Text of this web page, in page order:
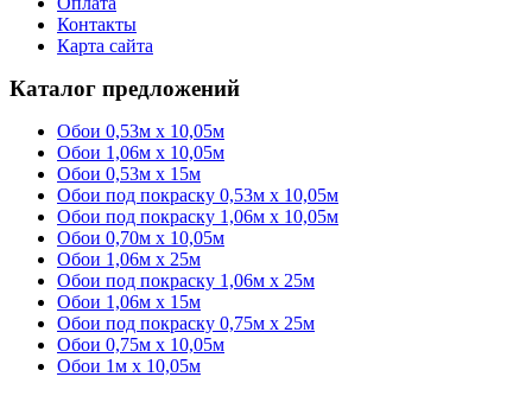
Контакты
Карта сайта
Каталог предложений
Обои 0,53м x 10,05м
Обои 1,06м х 10,05м
Обои 0,53м x 15м
Обои под покраску 0,53м x 10,05м
Обои под покраску 1,06м х 10,05м
Обои 0,70м x 10,05м
Обои 1,06м x 25м
Обои под покраску 1,06м x 25м
Обои 1,06м x 15м
Обои под покраску 0,75м x 25м
Обои 0,75м x 10,05м
Обои 1м х 10,05м